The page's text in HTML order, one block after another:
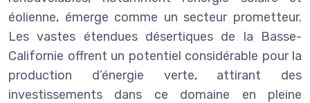
éolienne, émerge comme un secteur prometteur.
Les vastes étendues désertiques de la Basse-
Californie offrent un potentiel considérable pour la
production d’énergie verte, attirant des
investissements dans ce domaine en pleine